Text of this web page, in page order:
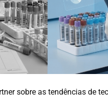
sobre as tendências de